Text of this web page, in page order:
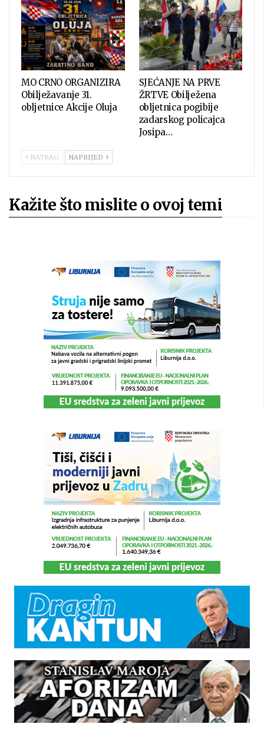
MO CRNO ORGANIZIRA
Obilježavanje 31.
obljetnice Akcije Oluja
SJEĆANJE NA PRVE
ŽRTVE Obilježena
obljetnica pogibije
zadarskog policajca
Josipa…
NATRAG NAPRIJED
Kažite što mislite o ovoj temi